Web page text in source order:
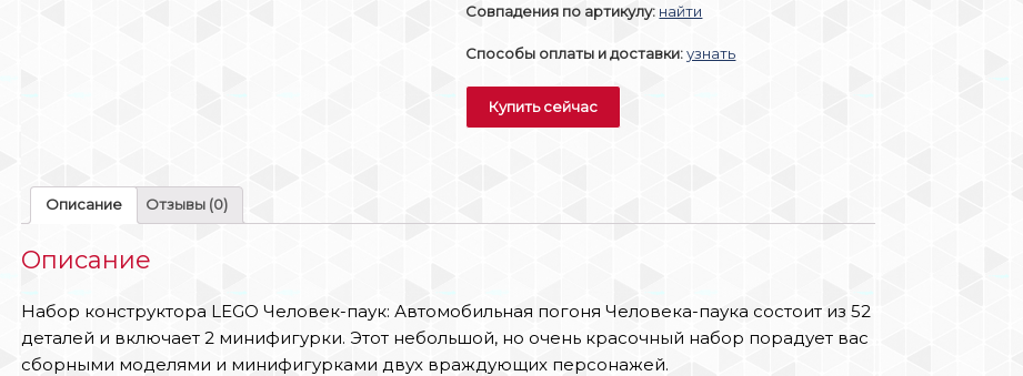
Совпадения по артикулу: найти
Способы оплаты и доставки: узнать
Купить сейчас
Описание Отзывы (0)
Описание
Набор конструктора LEGO Человек-паук: Автомобильная погоня Человека-паука состоит из 52
деталей и включает 2 минифигурки. Этот небольшой, но очень красочный набор порадует вас
сборными моделями и минифигурками двух враждующих персонажей.